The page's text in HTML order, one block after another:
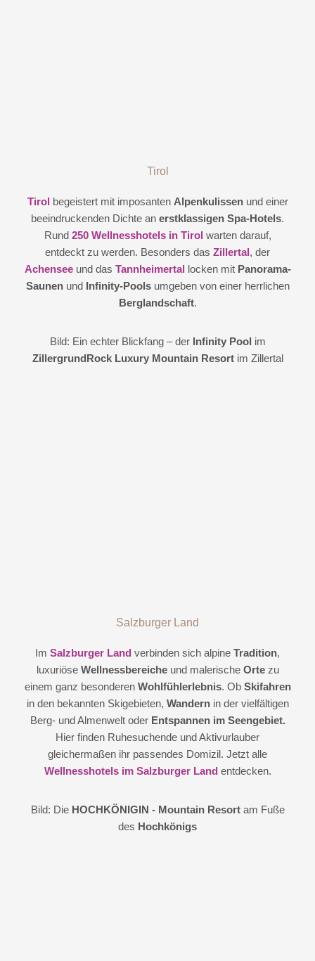
Tirol
Tirol begeistert mit imposanten Alpenkulissenund einer
beeindruckenden Dichte an erstklassigen Spa-Hotels.
Rund 250 Wellnesshotels in Tirol warten darauf,
entdeckt zu werden. Besonders das Zillertal, der
Achenseeund das Tannheimertal locken mit Panorama-
Saunenund Infinity-Poolsumgeben von einer herrlichen
Berglandschaft.
Bild: Ein echter Blickfang – der Infinity Pool im
ZillergrundRock Luxury Mountain Resortim Zillertal
Salzburger Land
Im Salzburger Land verbinden sich alpine Tradition,
luxuriöse Wellnessbereicheund malerische Ortezu
einem ganz besonderen Wohlfühlerlebnis. Ob Skifahren
in den bekannten Skigebieten, Wandernin der vielfältigen
Berg- und Almenwelt oder Entspannen im Seengebiet.
Hier finden Ruhesuchende und Aktivurlauber
gleichermaßen ihr passendes Domizil. Jetzt alle
Wellnesshotels im Salzburger Land entdecken.
Bild: Die HOCHKÖNIGIN - Mountain Resortam Fuße
des Hochkönigs